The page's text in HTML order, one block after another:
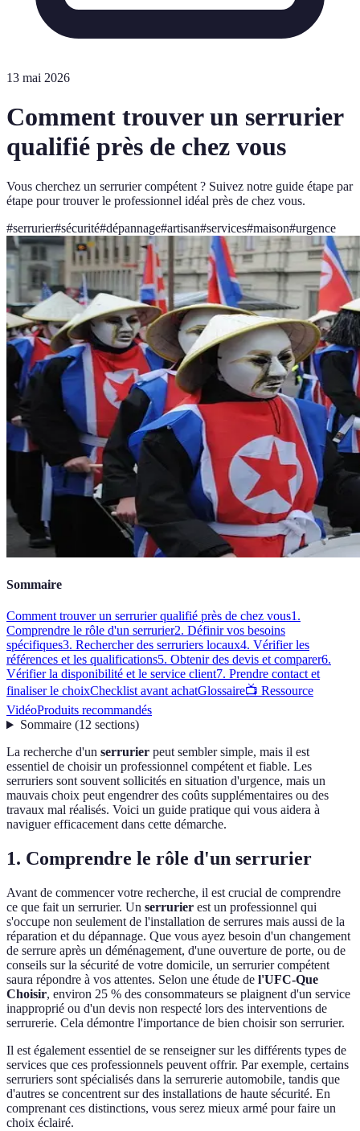
13 mai 2026
Comment trouver un serrurier
qualifié près de chez vous
Vous cherchez un serrurier compétent ? Suivez notre guide étape par
étape pour trouver le professionnel idéal près de chez vous.
#serrurier#sécurité#dépannage#artisan#services#maison#urgence
Sommaire
Comment trouver un serrurier qualifié près de chez vous1.
Comprendre le rôle d'un serrurier2. Définir vos besoins
spécifiques3. Rechercher des serruriers locaux4. Vérifier les
références et les qualifications5. Obtenir des devis et comparer6.
Vérifier la disponibilité et le service client7. Prendre contact et
finaliser le choixChecklist avant achatGlossaire📺 Ressource
VidéoProduits recommandés
Sommaire(12 sections)
La recherche d'un serrurier peut sembler simple, mais il est
essentiel de choisir un professionnel compétent et fiable. Les
serruriers sont souvent sollicités en situation d'urgence, mais un
mauvais choix peut engendrer des coûts supplémentaires ou des
travaux mal réalisés. Voici un guide pratique qui vous aidera à
naviguer efficacement dans cette démarche.
1. Comprendre le rôle d'un serrurier
Avant de commencer votre recherche, il est crucial de comprendre
ce que fait un serrurier. Un serrurier est un professionnel qui
s'occupe non seulement de l'installation de serrures mais aussi de la
réparation et du dépannage. Que vous ayez besoin d'un changement
de serrure après un déménagement, d'une ouverture de porte, ou de
conseils sur la sécurité de votre domicile, un serrurier compétent
saura répondre à vos attentes. Selon une étude de l'UFC-Que
Choisir, environ 25 % des consommateurs se plaignent d'un service
inapproprié ou d'un devis non respecté lors des interventions de
serrurerie. Cela démontre l'importance de bien choisir son serrurier.
Il est également essentiel de se renseigner sur les différents types de
services que ces professionnels peuvent offrir. Par exemple, certains
serruriers sont spécialisés dans la serrurerie automobile, tandis que
d'autres se concentrent sur des installations de haute sécurité. En
comprenant ces distinctions, vous serez mieux armé pour faire un
choix éclairé.